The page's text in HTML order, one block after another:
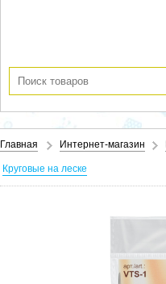
Главная Интернет-магазин
Круговые на леске